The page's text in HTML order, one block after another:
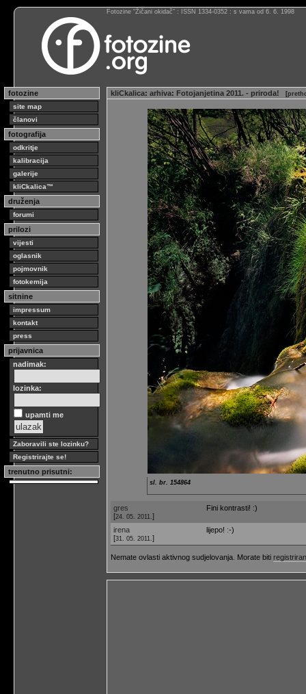
Fotozine “Žičani okidač” : ISSN 1334-0352 : s vama od 6. 6. 1998
fotozine
site map
članovi
fotografija
odkritje
kalibracija
galerije
kliCkalica™
druženja
forumi
prilozi
vijesti
oglasnik
pojmovnik
fotokemija
sitnine
impressum
kontakt
press
prijavnica
nadimak:
lozinka:
upamti me
Zaboravili ste lozinku?
Registrirajte se!
trenutno prisutni:
kliCkalica: arhiva: Fotojanjetina 2011. - priroda! [
sl. br. 154864
gres
[24. 05. 2011. ]
Fini kontrasti! :)
irena
[31. 05. 2011. ]
lijepo! :-)
Nemate ovlasti aktivnog sudjelovanja. Morate biti